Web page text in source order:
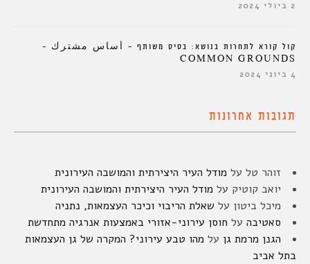
2 ביולי 2024
קול קורא לתחרות בנושא: בסיס משותף – أساس مشترك –
COMMON GROUNDS
4 ביוני 2024
תגובות אחרונות
זוהר טל על מודל העיר היצירתית והמושבה העירונית
יואב קוטיק על מודל העיר היצירתית והמושבה העירונית
מיכל ביטון על שאלת הריבוי וכיכר העצמאות, נתניה
סאטיבה על חוסן עירוני-אזורי באמצעות אנרגיה מתחדשת
הגנן מרמת גן על מהו טבע עירוני? המקרה של גן העצמאות
בתל אביב